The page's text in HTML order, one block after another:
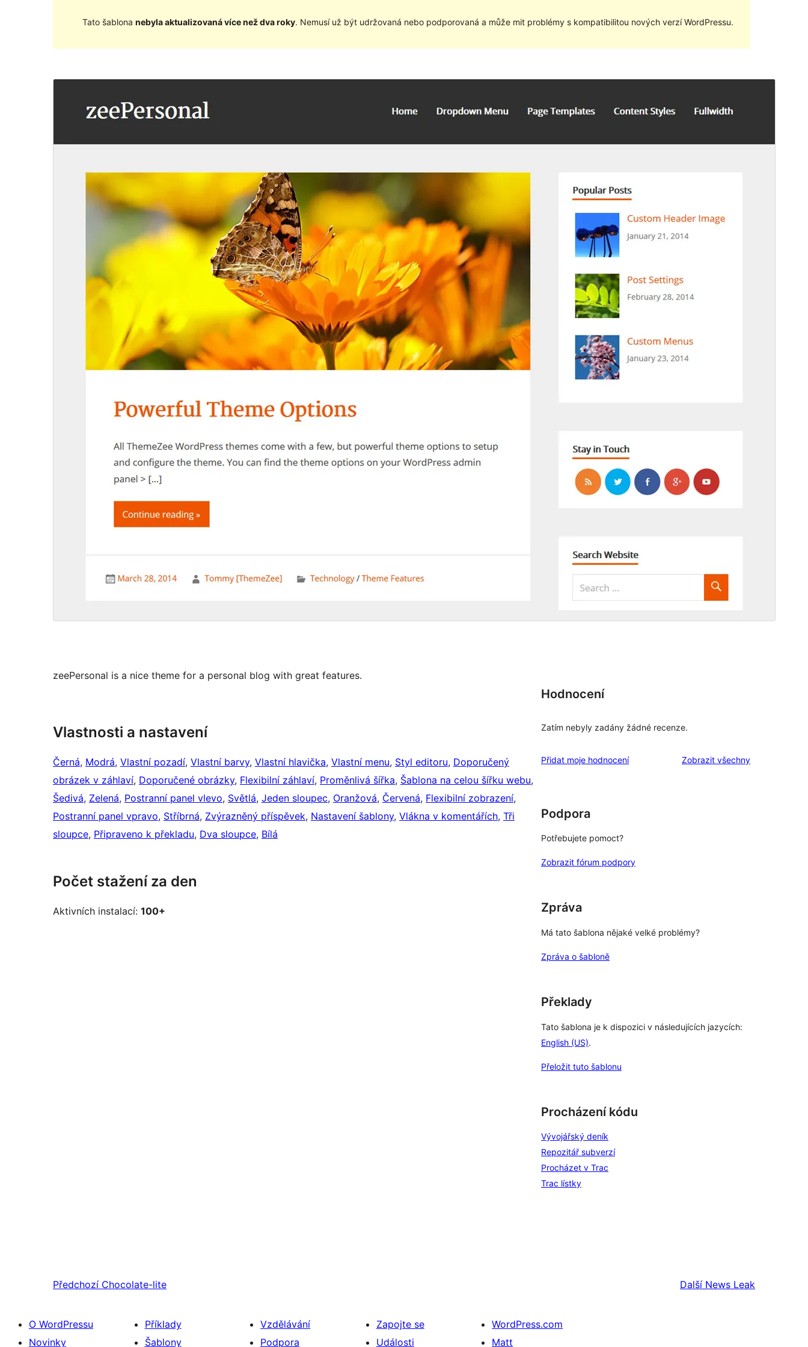
Tato šablona nebyla aktualizovaná více než dva roky. Nemusí už být udržovaná nebo podporovaná a může mit problémy s kompatibilitou nových verzí WordPressu.
Verze
zeePersonal is a nice theme for a personal blog with great features.
Vlastnosti a nastavení
Černá, Modrá, Vlastní pozadí, Vlastní barvy, Vlastní hlavička, Vlastní menu, Styl editoru, Doporučený
obrázek v záhlaví, Doporučené obrázky, Flexibilní záhlaví, Proměnlivá šířka, Šablona na celou šířku webu
Šedivá, Zelená, Postranní panel vlevo, Světlá, Jeden sloupec, Oranžová, Červená, Flexibilní zobrazení
Postranní panel vpravo, Stříbrná, Zvýrazněný příspěvek, Nastavení šablony, Vlákna v komentářích, Tři
sloupce, Připraveno k překladu, Dva sloupce, Bílá
Počet stažení za den
Aktivních instalací: 100+
Hodnocení
Zatím nebyly zadány žádné recenze.
Přidat moje hodnocení Zobrazit všechnyrecenze
Podpora
Potřebujete pomoct?
Zobrazit fórum podpory
Zpráva
Má tato šablona nějaké velké problémy?
Zpráva o šabloně
Překlady
Tato šablona je k dispozici v následujících jazycích:
English (US).
Přeložit tuto šablonu
Procházení kódu
Vývojářský deník
Repozitář subverzí
Procházet v Trac
Trac lístky
Předchozí Chocolate-lite Další News Leak
O WordPressu
Novinky
Příklady
Šablony
Vzdělávání
Podpora
Zapojte se
Události
WordPress.com
Matt